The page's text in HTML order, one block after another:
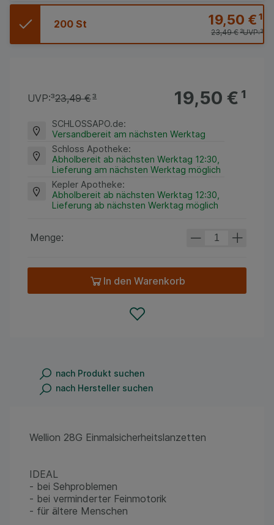
200 St 19,50 €¹
UVP:³
23,49 €³
19,50 €¹
UVP:³23,49 €³
SCHLOSSAPO.de:
Versandbereit am nächsten Werktag
Schloss Apotheke:
Abholbereit ab nächsten Werktag 12:30,
Lieferung am nächsten Werktag möglich
Kepler Apotheke:
Abholbereit ab nächsten Werktag 12:30,
Lieferung ab nächsten Werktag möglich
Menge:
In den Warenkorb
nach Produkt suchen
nach Hersteller suchen
Wellion 28G Einmalsicherheitslanzetten
IDEAL
- bei Sehproblemen
- bei verminderter Feinmotorik
- für ältere Menschen